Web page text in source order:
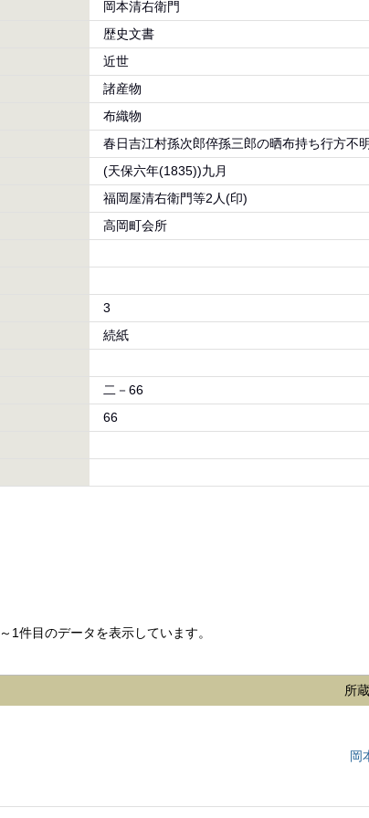
岡本清右衛門
歴史文書
近世
諸産物
布織物
春日吉江村孫次郎倅孫三郎の晒布持ち行方不
(天保六年(1835))九月
福岡屋清右衛門等2人(印)
高岡町会所
3
続紙
二－66
66
1件目のデータを表示しています。
所
岡